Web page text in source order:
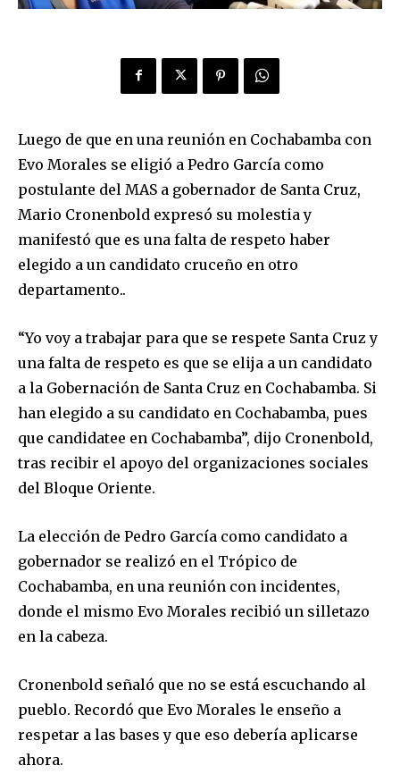
Luego de que en una reunión en Cochabamba con
Evo Morales se eligió a Pedro García como
postulante del MAS a gobernador de Santa Cruz,
Mario Cronenbold expresó su molestia y
manifestó que es una falta de respeto haber
elegido a un candidato cruceño en otro
departamento..
“Yo voy a trabajar para que se respete Santa Cruz y
una falta de respeto es que se elija a un candidato
a la Gobernación de Santa Cruz en Cochabamba. Si
han elegido a su candidato en Cochabamba, pues
que candidatee en Cochabamba”, dijo Cronenbold,
tras recibir el apoyo del organizaciones sociales
del Bloque Oriente.
La elección de Pedro García como candidato a
gobernador se realizó en el Trópico de
Cochabamba, en una reunión con incidentes,
donde el mismo Evo Morales recibió un silletazo
en la cabeza.
Cronenbold señaló que no se está escuchando al
pueblo. Recordó que Evo Morales le enseño a
respetar a las bases y que eso debería aplicarse
ahora.